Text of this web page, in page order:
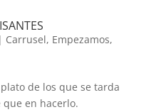
Carrusel, Empezamos,
de los que se tarda
en hacerlo.